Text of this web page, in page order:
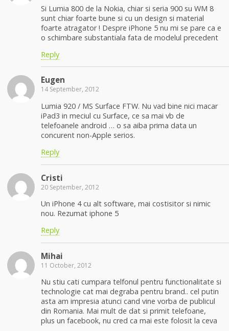
Si Lumia 800 de la Nokia, chiar si seria 900 su WM 8
sunt chiar foarte bune si cu un design si material
foarte atragator ! Despre iPhone 5 nu mi se pare ca e
o schimbare substantiala fata de modelul precedent
Reply
Eugen
14 September, 2012
Lumia 920 / MS Surface FTW. Nu vad bine nici macar
iPad3 in meciul cu Surface, ce sa mai vb de
telefoanele android … o sa aiba prima data un
concurent non-Apple serios.
Reply
Cristi
20 September, 2012
Un iPhone 4 cu alt software, mai costisitor si nimic
nou. Rezumat iphone 5
Reply
Mihai
11 October, 2012
Nu stiu cati cumpara telfonul pentru functionalitate si
technologie cat mai degraba pentru brand.. cel putin
asta am impresia atunci cand vine vorba de publicul
din Romania. Mai mult de dat si primit telefoane,
plus un facebook, nu cred ca mai este folosit la ceva